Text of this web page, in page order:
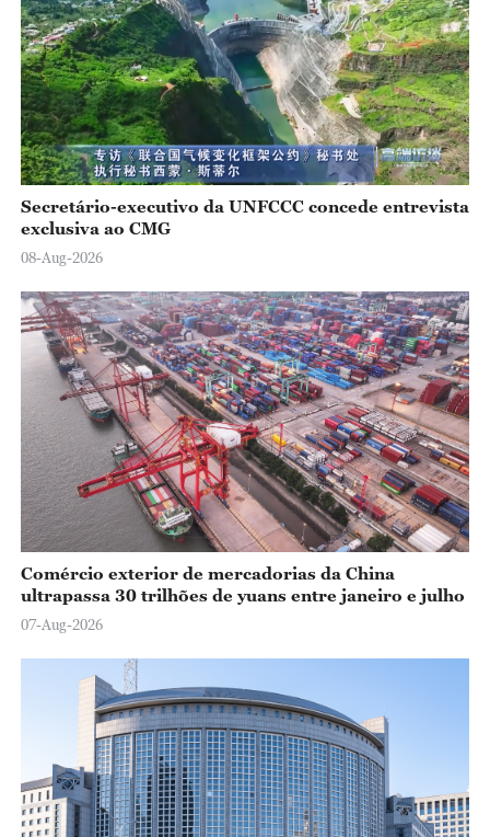
Secretário-executivo da UNFCCC concede entrevista
exclusiva ao CMG
08-Aug-2026
Comércio exterior de mercadorias da China
ultrapassa 30 trilhões de yuans entre janeiro e julho
07-Aug-2026